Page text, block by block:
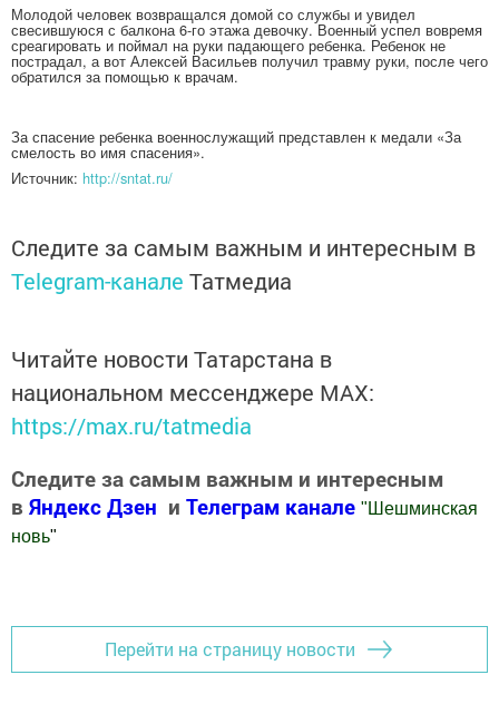
Молодой человек возвращался домой со службы и увидел
свесившуюся с балкона 6-го этажа девочку. Военный успел вовремя
среагировать и поймал на руки падающего ребенка. Ребенок не
пострадал, а вот Алексей Васильев получил травму руки, после чего
обратился за помощью к врачам.
За спасение ребенка военнослужащий представлен к медали «За
смелость во имя спасения».
Источник: http://sntat.ru/
Следите за самым важным и интересным в
Telegram-канале Татмедиа
Читайте новости Татарстана в
национальном мессенджере MАХ:
https://max.ru/tatmedia
Следите за самым важным и интересным
в Яндекс Дзен и Телеграм канале " Шешминская
новь"
Перейти на страницу новости